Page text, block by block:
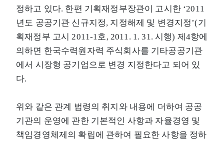
정하고 있다. 한편 기획재정부장관이 고시한 ‘2011
년도 공공기관 신규지정, 지정해제 및 변경지정’(기
획재정부 고시 2011-1호, 2011. 1. 31. 시행) 제4항에
의하면 한국수력원자력 주식회사를 기타공공기관
에서 시장형 공기업으로 변경 지정한다고 되어 있
다.
위와 같은 관계 법령의 취지와 내용에 더하여 공공
기관의 운영에 관한 기본적인 사항과 자율경영 및
책임경영체제의 확립에 관하여 필요한 사항을 정하